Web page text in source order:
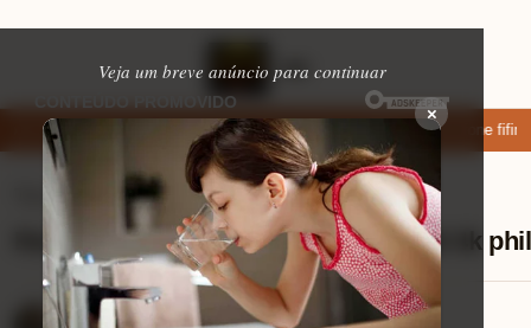
Veja um breve anúncio para continuar
×
apps de namoro que permitem enviar fotos e vídeos Microfone fifine
⏱ 10 min de leitura
Recursos inteligentes da smart tv 50 4k
Lucas Andrade